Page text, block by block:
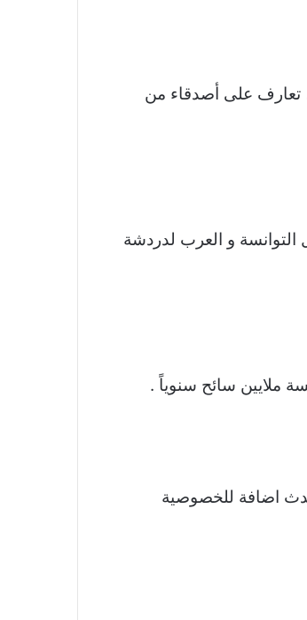
تعارف على أصدقاء من
و العرب لدردشة
ملايين سائح سنوياً .
اضافة للخصوصية